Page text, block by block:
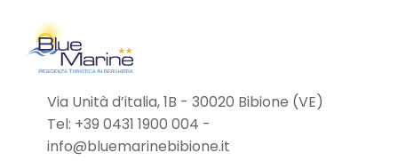
Via Unità d’italia, 1B - 30020 Bibione (VE)
Tel: +39 0431 1900 004 -
info@bluemarinebibione.it